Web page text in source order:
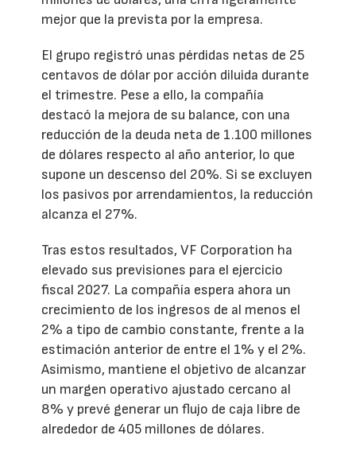
mejor que la prevista por la empresa.
El grupo registró unas pérdidas netas de 25
centavos de dólar por acción diluida durante
el trimestre. Pese a ello, la compañía
destacó la mejora de su balance, con una
reducción de la deuda neta de 1.100 millones
de dólares respecto al año anterior, lo que
supone un descenso del 20%. Si se excluyen
los pasivos por arrendamientos, la reducción
alcanza el 27%.
Tras estos resultados, VF Corporation ha
elevado sus previsiones para el ejercicio
fiscal 2027. La compañía espera ahora un
crecimiento de los ingresos de al menos el
2% a tipo de cambio constante, frente a la
estimación anterior de entre el 1% y el 2%.
Asimismo, mantiene el objetivo de alcanzar
un margen operativo ajustado cercano al
8% y prevé generar un flujo de caja libre de
alrededor de 405 millones de dólares.